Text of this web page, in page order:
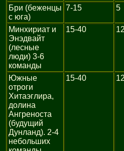
Бри (беженцы
с юга)
7-15 5
Минхириат и
Энэдвайт
(лесные
люди) 3-6
команды
15-40 12
Южные
отроги
Хитаэглира,
долина
Ангреноста
(будущий
Дунланд). 2-4
небольших
15-40 12